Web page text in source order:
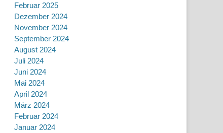
Februar 2025
Dezember 2024
November 2024
September 2024
August 2024
Juli 2024
Juni 2024
Mai 2024
April 2024
März 2024
Februar 2024
Januar 2024